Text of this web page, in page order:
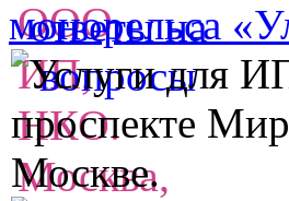
монорельса